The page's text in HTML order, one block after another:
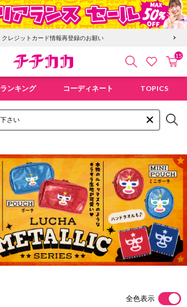
クレジットカード情報再登録のお願い
検索 お気にカ
15
ランキング コーディネート TOPICS
全色表示